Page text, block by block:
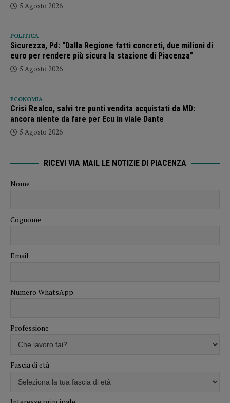
5 Agosto 2026
POLITICA
Sicurezza, Pd: “Dalla Regione fatti concreti, due milioni di
euro per rendere più sicura la stazione di Piacenza”
5 Agosto 2026
ECONOMIA
Crisi Realco, salvi tre punti vendita acquistati da MD:
ancora niente da fare per Ecu in viale Dante
5 Agosto 2026
RICEVI VIA MAIL LE NOTIZIE DI PIACENZA
Nome
Cognome
Email
Numero WhatsApp
Professione
Fascia di età